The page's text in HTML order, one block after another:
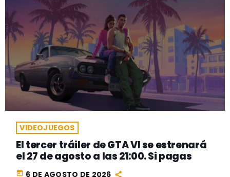
VIDEOJUEGOS
El tercer tráiler de GTA VI se estrenará
el 27 de agosto a las 21:00. Si pagas
today 6 DE AGOSTO DE 2026